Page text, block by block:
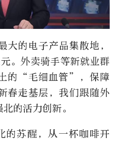
大的电子产品集散地，
。外卖骑手等新就业群
的“毛细血管”，保障
春走基层，我们跟随外
的活力创新。
的苏醒，从一杯咖啡开